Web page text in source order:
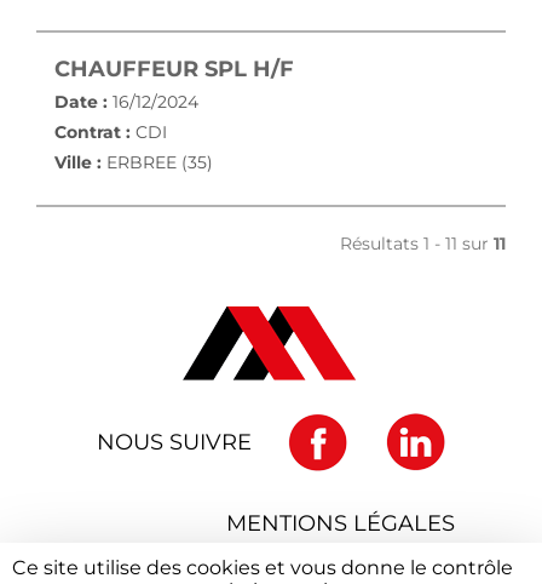
CHAUFFEUR SPL H/F
Date : 16/12/2024
Contrat : CDI
Ville : ERBREE (35)
Résultats 1 - 11 sur 11
NOUS SUIVRE
MENTIONS LÉGALES
Ce site utilise des cookies et vous donne le contrôle